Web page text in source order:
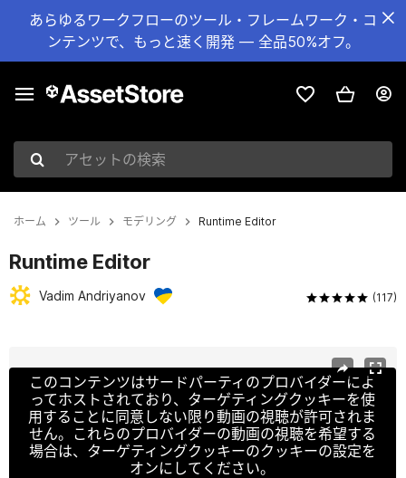
あらゆるワークフローのツール・フレームワーク・コ
ンテンツで、もっと速く開発 — 全品50%オフ。
アセットの検索
ホーム ツール モデリング Runtime Editor
Runtime Editor
Vadim Andriyanov (117)
このコンテンツはサードパーティのプロバイダーによ
ってホストされており、ターゲティングクッキーを使
用することに同意しない限り動画の視聴が許可されま
せん。これらのプロバイダーの動画の視聴を希望する
場合は、ターゲティングクッキーのクッキーの設定を
オンにしてください。